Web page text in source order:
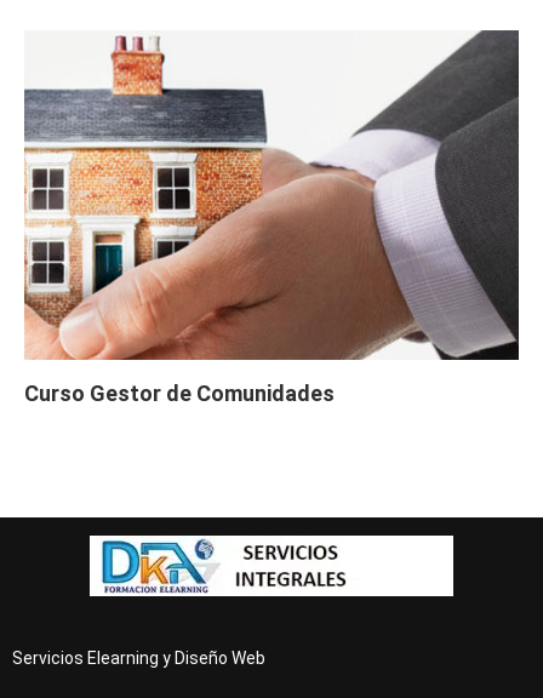
Curso Gestor de Comunidades
Servicios Elearning y Diseño Web